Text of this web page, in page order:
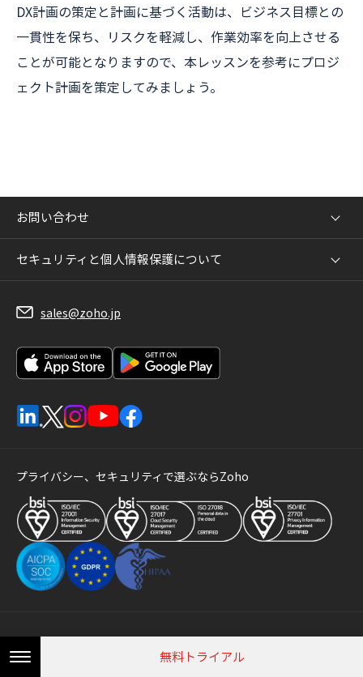
DX計画の策定と計画に基づく活動は、ビジネス目標との
一貫性を保ち、リスクを軽減し、作業効率を向上させる
ことが可能となりますので、本レッスンを参考にプロジ
ェクト計画を策定してみましょう。
お問い合わせ
セキュリティと個人情報保護について
sales@zoho.jp
プライバシー、セキュリティで選ぶならZoho
無料トライアル